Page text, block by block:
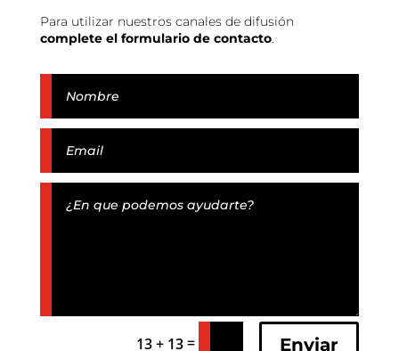
Para utilizar nuestros canales de difusión
complete el formulario de contacto.
13 + 13= Enviar